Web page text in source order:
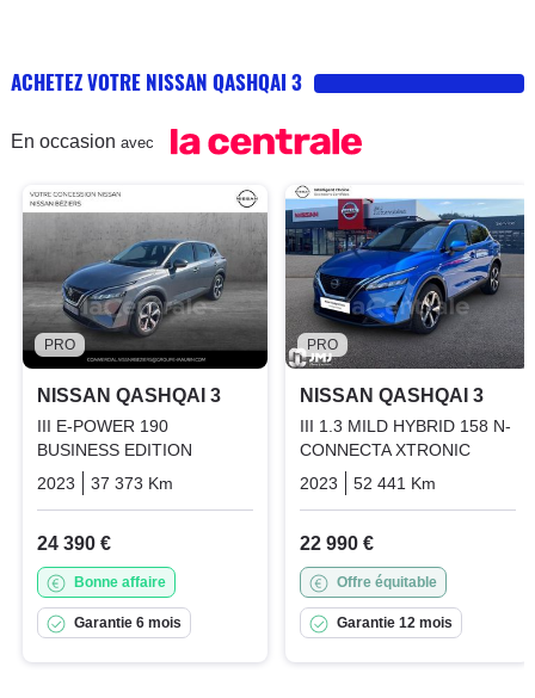
ACHETEZ VOTRE NISSAN QASHQAI 3
En occasion avec
PRO
NISSAN QASHQAI 3
III E-POWER 190
BUSINESS EDITION
2023
37 373 Km Hybrid_essence_electric
24 390 €
Bonne affaire
Garantie 6 mois
PRO
NISSAN QASHQAI 3
III 1.3 MILD HYBRID 158 N-
CONNECTA XTRONIC
2023
52 441 Km
22 990 €
Offre équitable
Garantie 12 mois